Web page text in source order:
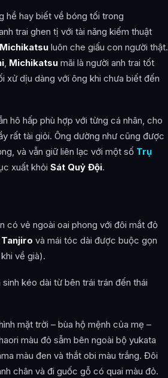
hề hay biết về bóng tối trong
trai ghen tị với tài năng kiếm thuật
Michikatsu luôn che giấu con người thật.
, Michikatsu mãi là người anh trai tốt
xử dịu dàng với ông khi chưa biết đến
hô hấp phù hợp với từng cá nhân, cho
rất tài giỏi. Ông dường như cũng được
và vẫn giữ liên lạc với một số Trụ
xuất khỏi Sát Quỷ Đội.
có vẻ ngoài oai phong với đôi mắt đỏ
Tanjiro và mái tóc dài được buộc gọn
về già).
kéo dài từ bên trái trán đến thái
mặt trời – bùa hộ mệnh của mẹ –
màu đỏ sẫm bên ngoài bộ yukata
màu đen và thắt obi màu trắng. Đôi
chân và đi guốc gỗ có quai màu đỏ.